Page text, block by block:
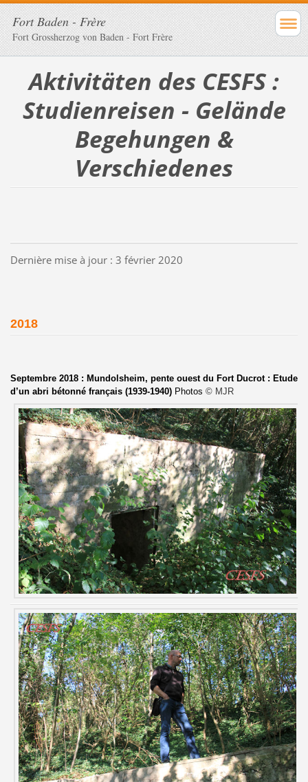
Fort Baden - Frère
Fort Grossherzog von Baden - Fort Frère
Aktivitäten des CESFS :
Studienreisen - Gelände
Begehungen &
Verschiedenes
Dernière mise à jour : 3 février 2020
2018
Septembre 2018 : Mundolsheim, pente ouest du Fort Ducrot : Etude
d’un abri bétonné français (1939-1940) Photos © MJR